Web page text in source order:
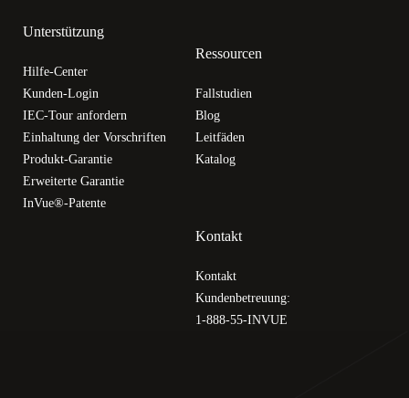
Unterstützung
Hilfe-Center
Kunden-Login
IEC-Tour anfordern
Einhaltung der Vorschriften
Produkt-Garantie
Erweiterte Garantie
InVue®-Patente
Ressourcen
Fallstudien
Blog
Leitfäden
Katalog
Kontakt
Kontakt
Kundenbetreuung:
1-888-55-INVUE